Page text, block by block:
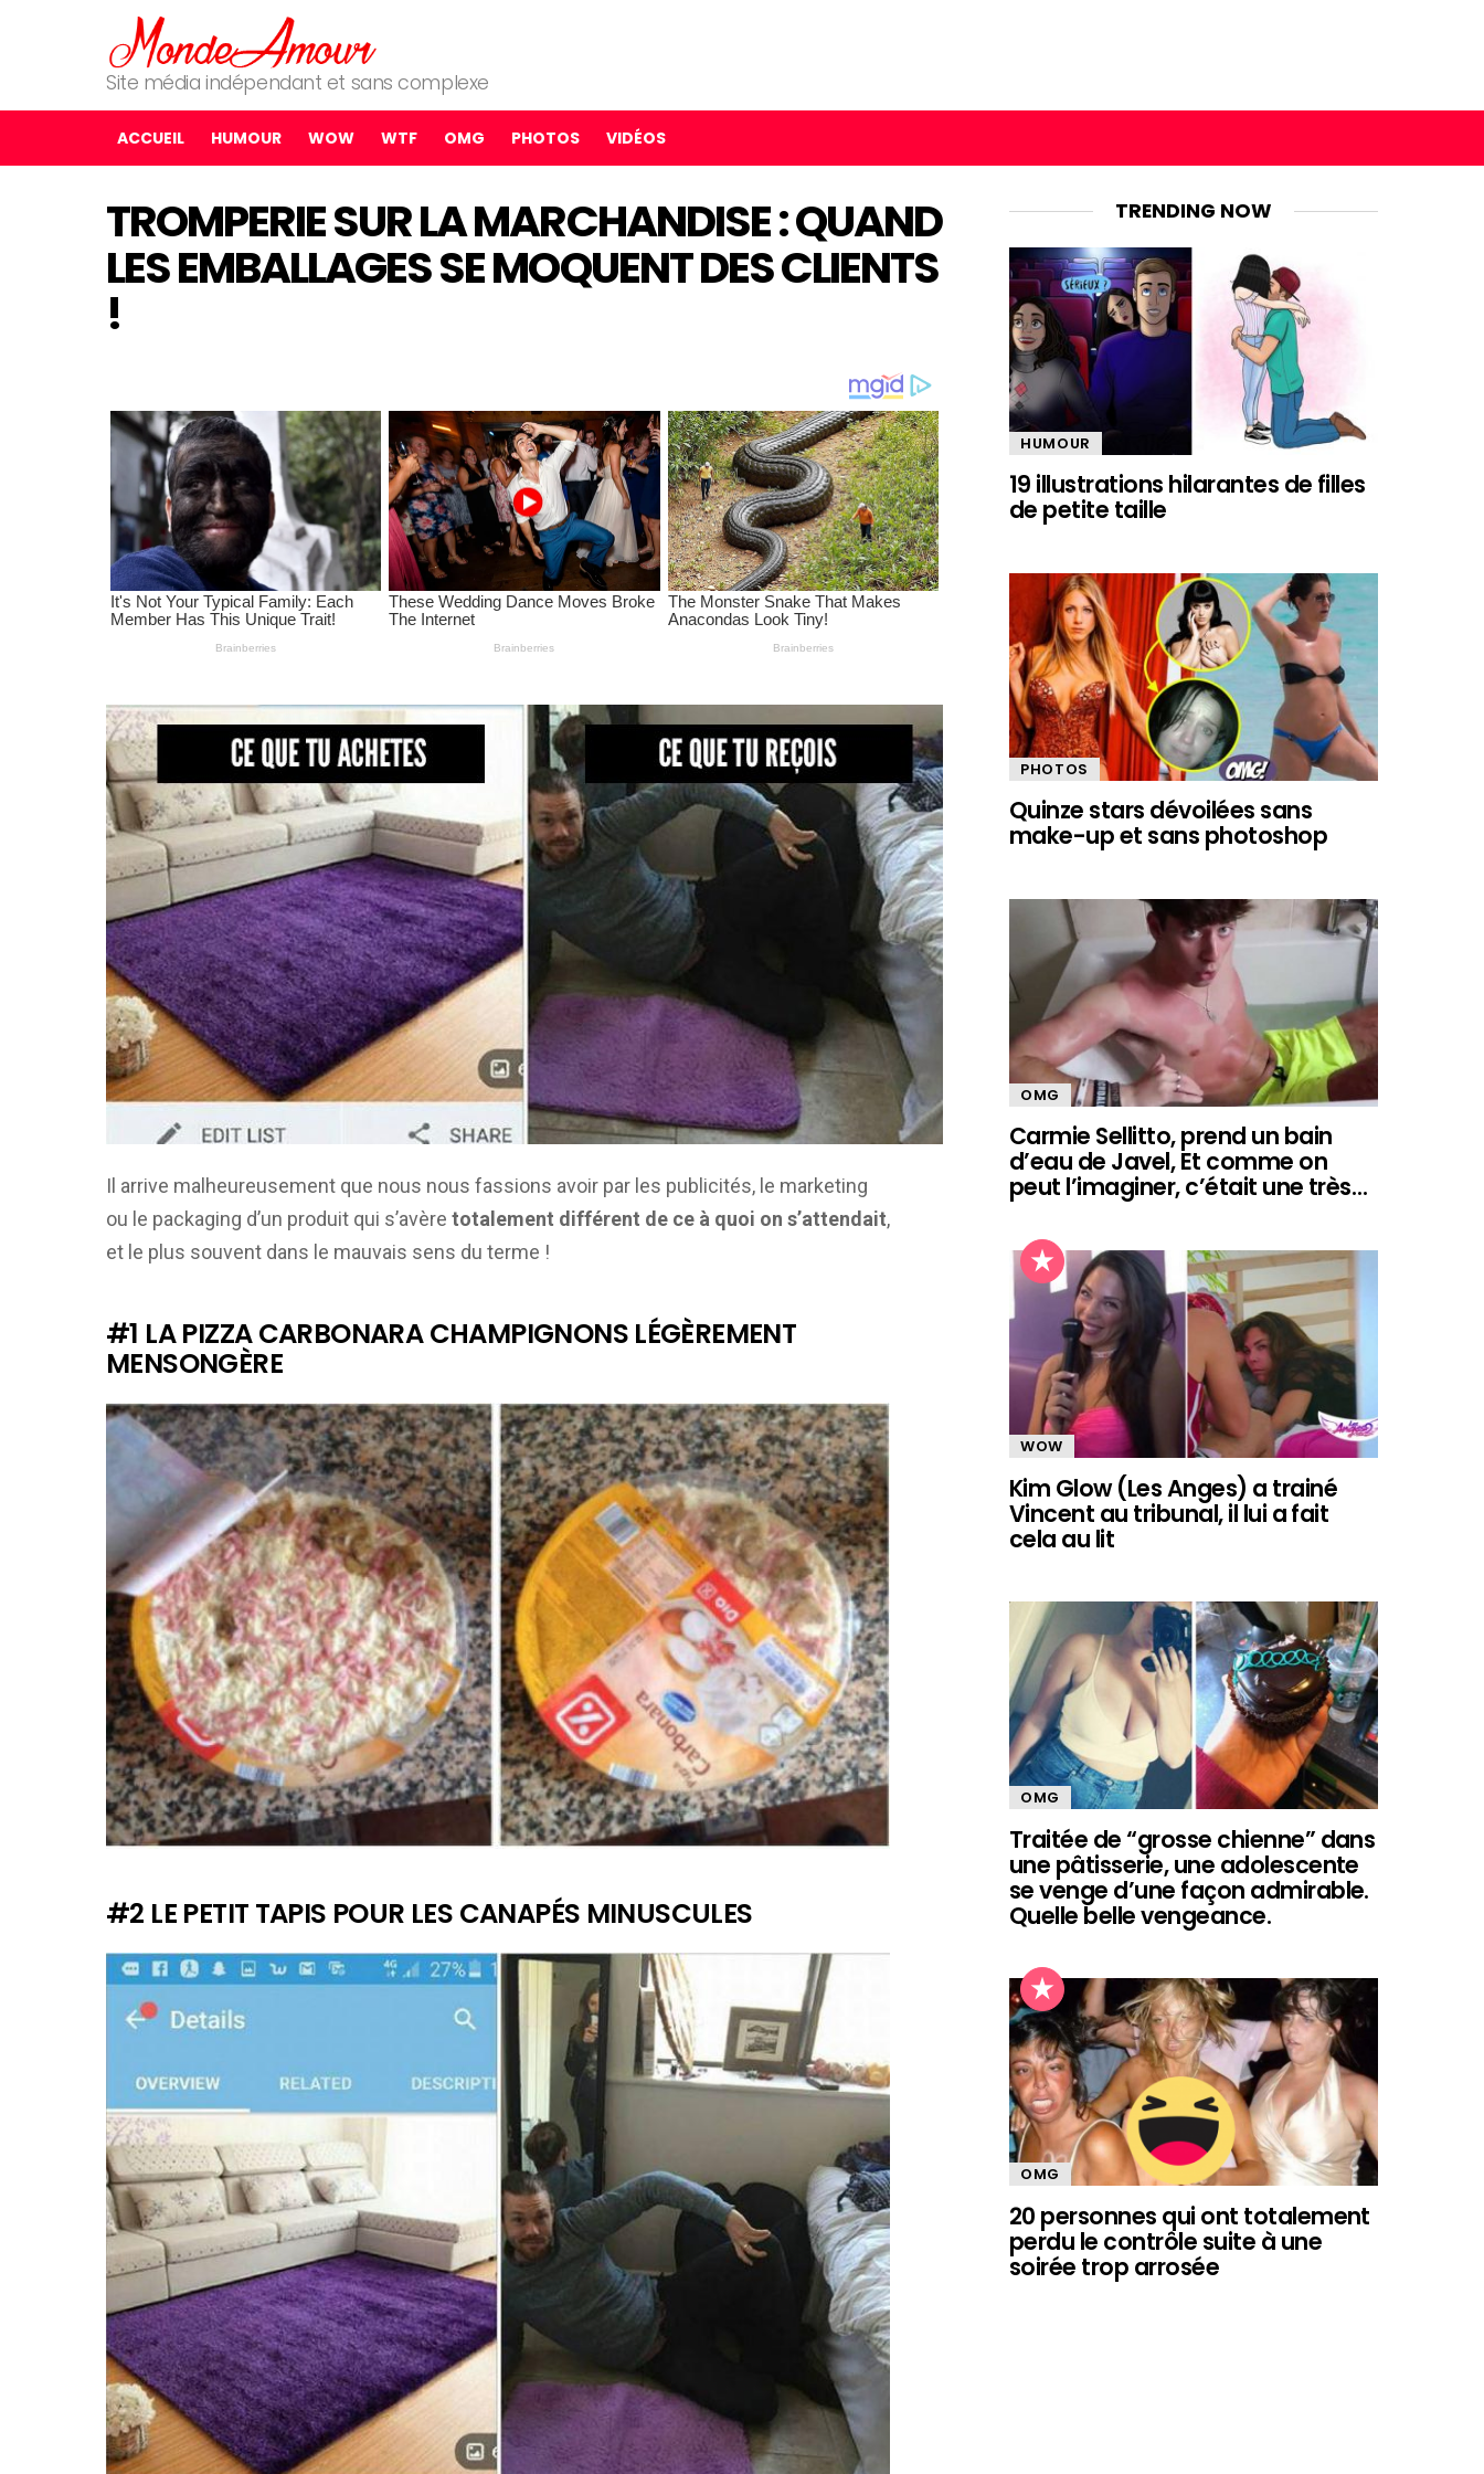
Site média indépendant et sans complexe
ACCUEIL HUMOUR WOW WTF OMG PHOTOS VIDÉOS
TROMPERIE SUR LA MARCHANDISE : QUAND
LES EMBALLAGES SE MOQUENT DES CLIENTS
!
Il arrive malheureusement que nous nous fassions avoir par les publicités, le marketing
ou le packaging d’un produit qui s’avère totalement différent de ce à quoi on s’attendait,
et le plus souvent dans le mauvais sens du terme !
#1 LA PIZZA CARBONARA CHAMPIGNONS LÉGÈREMENT
MENSONGÈRE
#2 LE PETIT TAPIS POUR LES CANAPÉS MINUSCULES
TRENDING NOW
HUMOUR
19 illustrations hilarantes de filles
de petite taille
PHOTOS
Quinze stars dévoilées sans
make-up et sans photoshop
OMG
Carmie Sellitto, prend un bain
d’eau de Javel, Et comme on
peut l’imaginer, c’était une très…
WOW
Kim Glow (Les Anges) a trainé
Vincent au tribunal, il lui a fait
cela au lit
OMG
Traitée de “grosse chienne” dans
une pâtisserie, une adolescente
se venge d’une façon admirable.
Quelle belle vengeance.
OMG
20 personnes qui ont totalement
perdu le contrôle suite à une
soirée trop arrosée